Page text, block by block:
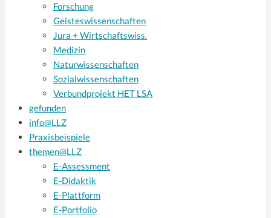
Forschung
Geisteswissenschaften
Jura + Wirtschaftswiss.
Medizin
Naturwissenschaften
Sozialwissenschaften
Verbundprojekt HET LSA
gefunden
info@LLZ
Praxisbeispiele
themen@LLZ
E-Assessment
E-Didaktik
E-Plattform
E-Portfolio